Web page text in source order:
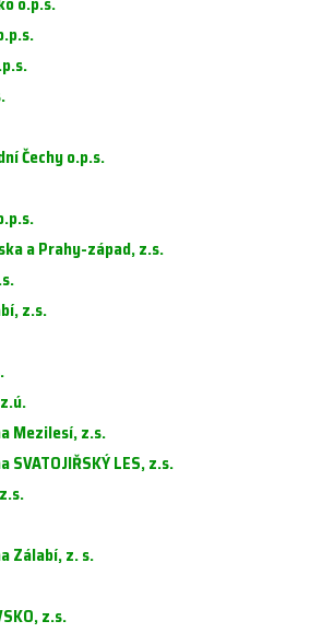
Čechy o.p.s.
a Prahy-západ, z.s.
z.s.
Mezilesí, z.s.
LES, z.s.
Zálabí, z. s.
z.s.